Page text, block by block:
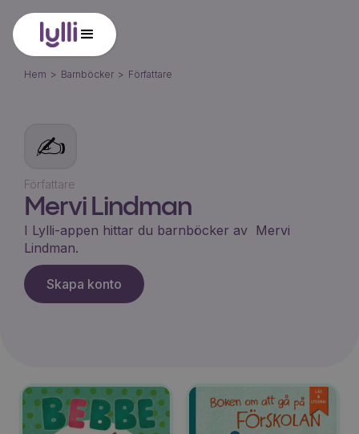
Hem > Barnböcker > Författare
✍️
Författare
Mervi Lindman
I Lylli-appen hittar du barnböcker av Mervi
Lindman.
Skapa konto